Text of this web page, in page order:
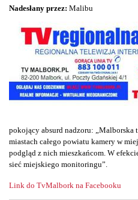
Nadesłany przez: Malibu
pokojący absurd nadzoru:
miastach całego powiatu kamery w
podgląd z nich mieszkańcom. W
sieć miejskiego monitoringu”.
Link do TvMalbork na Facebooku